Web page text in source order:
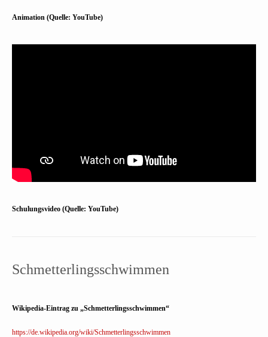
Animation (Quelle: YouTube)
Schulungsvideo (Quelle: YouTube)
Schmetterlingsschwimmen
Wikipedia-Eintrag zu „Schmetterlingsschwimmen“
https://de.wikipedia.org/wiki/Schmetterlingsschwimmen